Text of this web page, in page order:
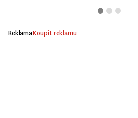
ReklamaKoupit reklamu